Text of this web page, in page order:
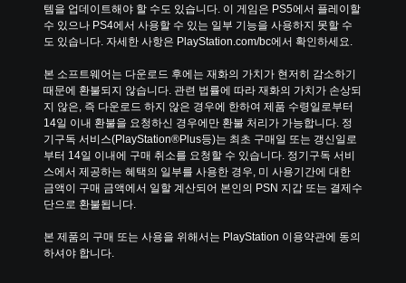
템을 업데이트해야 할 수도 있습니다. 이 게임은 PS5에서 플레이할
수 있으나 PS4에서 사용할 수 있는 일부 기능을 사용하지 못할 수
도 있습니다. 자세한 사항은 PlayStation.com/bc에서 확인하세요.
본 소프트웨어는 다운로드 후에는 재화의 가치가 현저히 감소하기
때문에 환불되지 않습니다. 관련 법률에 따라 재화의 가치가 손상되
지 않은, 즉 다운로드 하지 않은 경우에 한하여 제품 수령일로부터
14일 이내 환불을 요청하신 경우에만 환불 처리가 가능합니다. 정
기구독 서비스(PlayStation®Plus등)는 최초 구매일 또는 갱신일로
부터 14일 이내에 구매 취소를 요청할 수 있습니다. 정기구독 서비
스에서 제공하는 혜택의 일부를 사용한 경우, 미 사용기간에 대한
금액이 구매 금액에서 일할 계산되어 본인의 PSN 지갑 또는 결제수
단으로 환불됩니다.
본 제품의 구매 또는 사용을 위해서는 PlayStation 이용약관에 동의
하셔야 합니다.